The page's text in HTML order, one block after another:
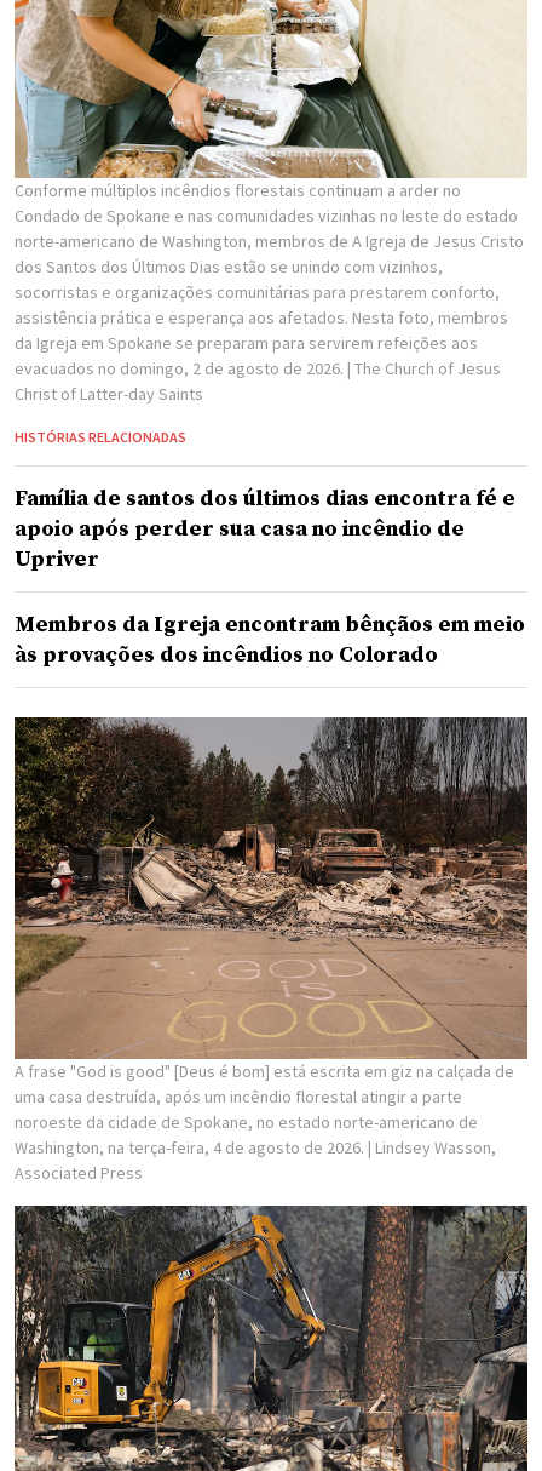
Conforme múltiplos incêndios florestais continuam a arder no
Condado de Spokane e nas comunidades vizinhas no leste do estado
norte-americano de Washington, membros de A Igreja de Jesus Cristo
dos Santos dos Últimos Dias estão se unindo com vizinhos,
socorristas e organizações comunitárias para prestarem conforto,
assistência prática e esperança aos afetados. Nesta foto, membros
da Igreja em Spokane se preparam para servirem refeições aos
evacuados no domingo, 2 de agosto de 2026. | The Church of Jesus
Christ of Latter-day Saints
HISTÓRIAS RELACIONADAS
Família de santos dos últimos dias encontra fé e
apoio após perder sua casa no incêndio de
Upriver
Membros da Igreja encontram bênçãos em meio
às provações dos incêndios no Colorado
A frase "God is good" [Deus é bom] está escrita em giz na calçada de
uma casa destruída, após um incêndio florestal atingir a parte
noroeste da cidade de Spokane, no estado norte-americano de
Washington, na terça-feira, 4 de agosto de 2026. | Lindsey Wasson,
Associated Press